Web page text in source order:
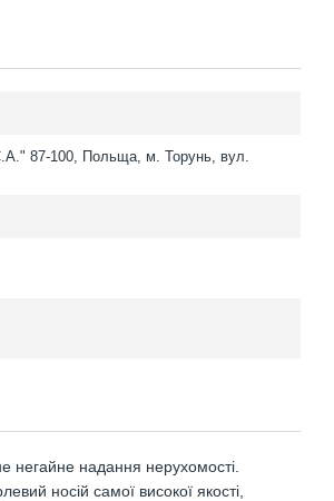
87-100, Польща, м. Торунь, вул.
негайне надання нерухомості.
носій самої високої якості,